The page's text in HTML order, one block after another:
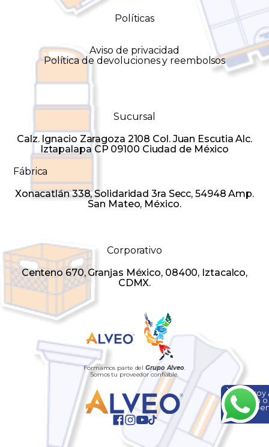
Políticas
Aviso de privacidad
Política de devoluciones y reembolsos
Sucursal
Calz. Ignacio Zaragoza 2108 Col. Juan Escutia Alc.
Iztapalapa CP 09100 Ciudad de México
Fábrica
Xonacatlán 338, Solidaridad 3ra Secc, 54948 Amp.
San Mateo, México.
Corporativo
Centeno 670, Granjas México, 08400, Iztacalco,
CDMX.
Formamos parte delGrupo Alveo
Somos tu proveedor confiable.
Hola, soy
ayuda